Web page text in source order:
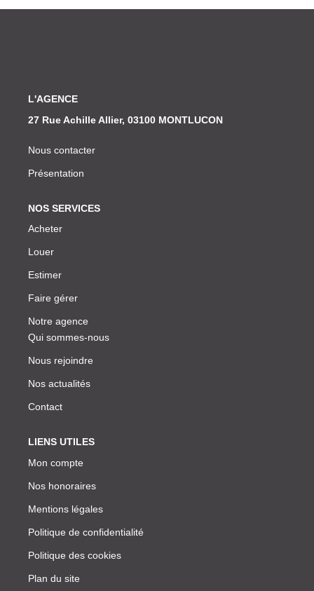
L'AGENCE
27 Rue Achille Allier, 03100 MONTLUCON
Nous contacter
Présentation
NOS SERVICES
Acheter
Louer
Estimer
Faire gérer
Notre agence
Qui sommes-nous
Nous rejoindre
Nos actualités
Contact
LIENS UTILES
Mon compte
Nos honoraires
Mentions légales
Politique de confidentialité
Politique des cookies
Plan du site